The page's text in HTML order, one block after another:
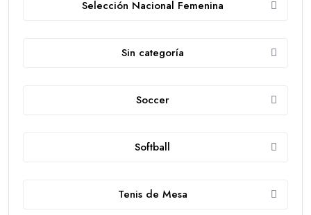
Selección Nacional Femenina
Sin categoría
Soccer
Softball
Tenis de Mesa